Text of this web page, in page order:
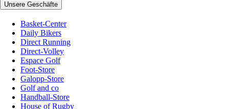
Unsere Geschäfte
Basket-Center
Daily Bikers
Direct Running
Direct-Volley
Espace Golf
Foot-Store
Galopp-Store
Golf and co
Handball-Store
House of Rugby